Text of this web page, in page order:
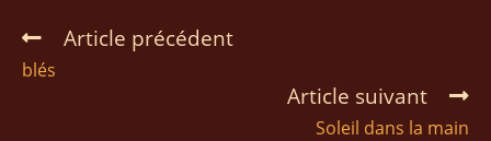
Article précédent
blés
Article suivant
Soleil dans la main